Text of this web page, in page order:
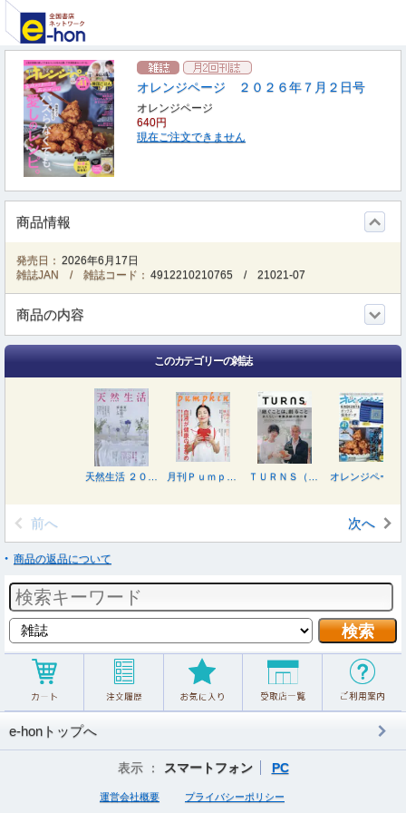
オレンジページ ２０２６年７月２日号
オレンジページ
640円
現在ご注文できません
商品情報
発売日： 2026年6月17日
雑誌JAN / 雑誌コード： 4912210210765 /21021-07
商品の内容
このカテゴリーの雑誌
前へ 次へ
商品の返品について
e-honトップへ
表示 ： スマートフォン PC
運営会社概要 プライバシーポリシー